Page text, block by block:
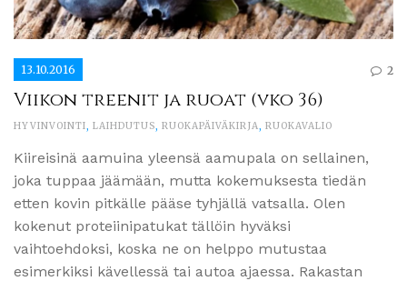
13.10.2016 2
Viikon treenit ja ruoat (vko 36)
HYVINVOINTI, LAIHDUTUS, RUOKAPÄIVÄKIRJA, RUOKAVALIO
Kiireisinä aamuina yleensä aamupala on sellainen,
joka tuppaa jäämään, mutta kokemuksesta tiedän
etten kovin pitkälle pääse tyhjällä vatsalla. Olen
kokenut proteiinipatukat tällöin hyväksi
vaihtoehdoksi, koska ne on helppo mutustaa
esimerkiksi kävellessä tai autoa ajaessa. Rakastan